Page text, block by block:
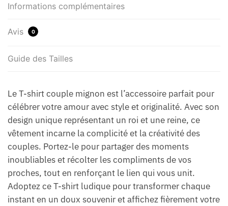
Informations complémentaires
Avis 0
Guide des Tailles
Le T-shirt couple mignon est l’accessoire parfait pour
célébrer votre amour avec style et originalité. Avec son
design unique représentant un roi et une reine, ce
vêtement incarne la complicité et la créativité des
couples. Portez-le pour partager des moments
inoubliables et récolter les compliments de vos
proches, tout en renforçant le lien qui vous unit.
Adoptez ce T-shirt ludique pour transformer chaque
instant en un doux souvenir et affichez fièrement votre